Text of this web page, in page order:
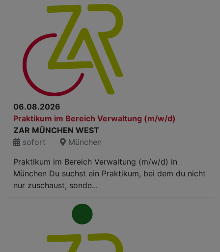
06.08.2026
Praktikum im Bereich Verwaltung (m/w/d)
ZAR MÜNCHEN WEST
sofort
München
Praktikum im Bereich Verwaltung (m/w/d) in
München Du suchst ein Praktikum, bei dem du nicht
nur zuschaust, sonde...